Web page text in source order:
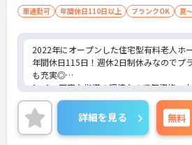
車通勤可 年間休日110日以上 ブランクOK 夏
2022年にオープンした住宅型有料老人ホー
年間休日115日！週休2日制休みなのでプ
も充実◎
1つ1つ丁寧な指導の環境なので無資格・
も安心して応募できます。
65歳定年なので長く安心して働くことが
20~60代幅広く働かれている方が多く、
携しながら支えあっている職場です。
詳細を見る 無料